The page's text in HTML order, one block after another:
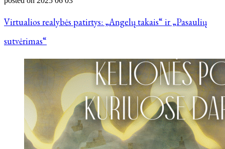
Virtualios realybės patirtys: „Angelų takais“ ir „Pasaulių
sutvėrimas“